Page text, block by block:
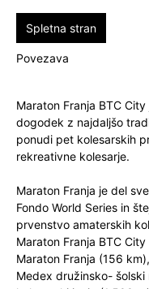
Spletna stran
Povezava
Maraton Franja BTC
dogodek z najdaljšo
ponudi pet kolesarskih
rekreativne kolesarje.
Maraton Franja je del
Fondo World Series in
prvenstvo amaterskih
Maraton Franja BTC
Maraton Franja (156
Medex družinsko-